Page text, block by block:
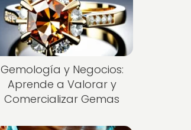
Gemología y Negocios:
Aprende a Valorar y
Comercializar Gemas